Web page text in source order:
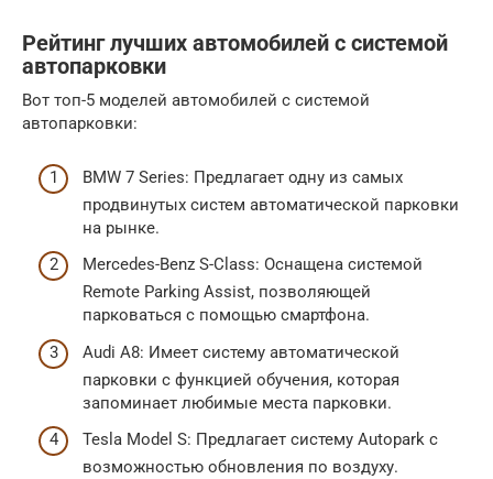
Рейтинг лучших автомобилей с системой
автопарковки
Вот топ-5 моделей автомобилей с системой
автопарковки:
BMW 7 Series: Предлагает одну из самых
продвинутых систем автоматической парковки
на рынке.
Mercedes-Benz S-Class: Оснащена системой
Remote Parking Assist, позволяющей
парковаться с помощью смартфона.
Audi A8: Имеет систему автоматической
парковки с функцией обучения, которая
запоминает любимые места парковки.
Tesla Model S: Предлагает систему Autopark с
возможностью обновления по воздуху.